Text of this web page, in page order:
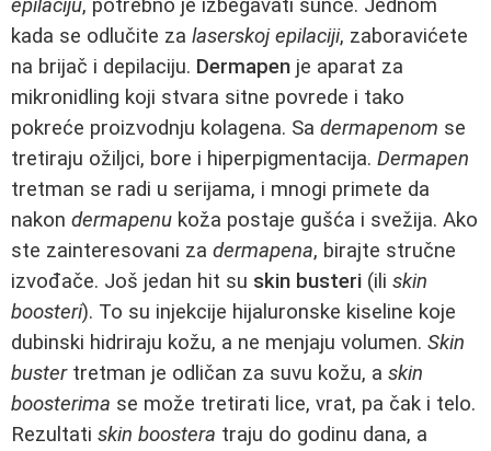
epilaciju, potrebno je izbegavati sunce. Jednom
kada se odlučite za laserskoj epilaciji, zaboravićete
na brijač i depilaciju. Dermapen je aparat za
mikronidling koji stvara sitne povrede i tako
pokreće proizvodnju kolagena. Sa dermapenom se
tretiraju ožiljci, bore i hiperpigmentacija. Dermapen
tretman se radi u serijama, i mnogi primete da
nakon dermapenu koža postaje gušća i svežija. Ako
ste zainteresovani za dermapena, birajte stručne
izvođače. Još jedan hit su skin busteri (ili skin
boosteri). To su injekcije hijaluronske kiseline koje
dubinski hidriraju kožu, a ne menjaju volumen. Skin
bustertretman je odličan za suvu kožu, a skin
boosterima se može tretirati lice, vrat, pa čak i telo.
Rezultati skin boostera traju do godinu dana, a